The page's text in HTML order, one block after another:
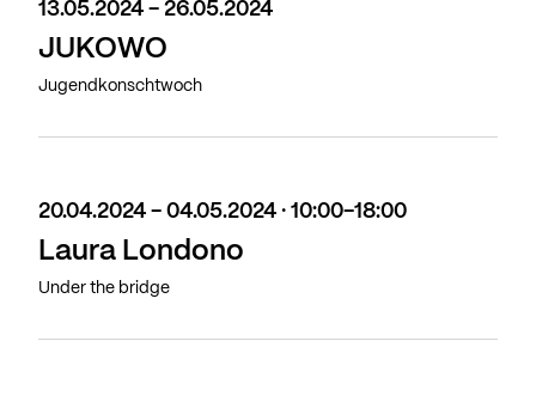
13.05.2024 - 26.05.2024
JUKOWO
Jugendkonschtwoch
20.04.2024 - 04.05.2024 · 10:00-18:00
Laura Londono
Under the bridge